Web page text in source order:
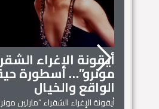
أيقونة الإغراء
مونرو”… أسطورة
الواقع والخيال
أيقونة الإغراء الشقراء “مارلين